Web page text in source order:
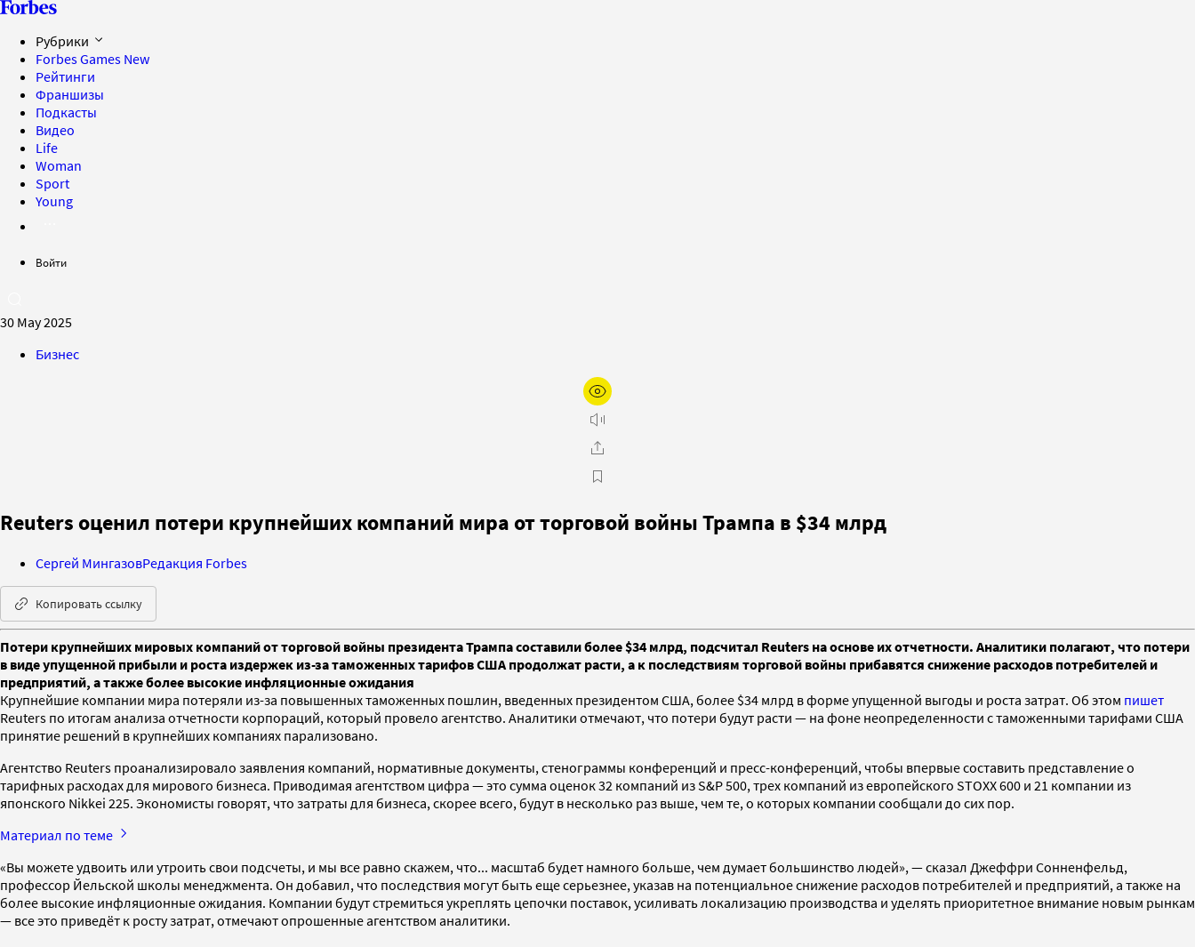
Рубрики
Forbes Games New
Рейтинги
Франшизы
Подкасты
Видео
Life
Woman
Sport
Young
Войти
30 May 2025
Бизнес
Reuters оценил потери крупнейших компаний мира от торговой войны Трампа в $34 млрд
Сергей МингазовРедакция Forbes
Копировать ссылку
Потери крупнейших мировых компаний от торговой войны президента Трампа составили более $34 млрд, подсчитал Reuters на основе их отчетности. Аналитики полагают, что потери
в виде упущенной прибыли и роста издержек из-за таможенных тарифов США продолжат расти, а к последствиям торговой войны прибавятся снижение расходов потребителей и
предприятий, а также более высокие инфляционные ожидания
Крупнейшие компании мира потеряли из-за повышенных таможенных пошлин, введенных президентом США, более $34 млрд в форме упущенной выгоды и роста затрат. Об этом пишет
Reuters по итогам анализа отчетности корпораций, который провело агентство. Аналитики отмечают, что потери будут расти — на фоне неопределенности с таможенными тарифами США
принятие решений в крупнейших компаниях парализовано.
Агентство Reuters проанализировало заявления компаний, нормативные документы, стенограммы конференций и пресс-конференций, чтобы впервые составить представление о
тарифных расходах для мирового бизнеса. Приводимая агентством цифра — это сумма оценок 32 компаний из S&P 500, трех компаний из европейского STOXX 600 и 21 компании из
японского Nikkei 225. Экономисты говорят, что затраты для бизнеса, скорее всего, будут в несколько раз выше, чем те, о которых компании сообщали до сих пор.
Материал по теме
«Вы можете удвоить или утроить свои подсчеты, и мы все равно скажем, что... масштаб будет намного больше, чем думает большинство людей», — сказал Джеффри Сонненфельд,
профессор Йельской школы менеджмента. Он добавил, что последствия могут быть еще серьезнее, указав на потенциальное снижение расходов потребителей и предприятий, а также на
более высокие инфляционные ожидания. Компании будут стремиться укреплять цепочки поставок, усиливать локализацию производства и уделять приоритетное внимание новым рынкам
— все это приведёт к росту затрат, отмечают опрошенные агентством аналитики.